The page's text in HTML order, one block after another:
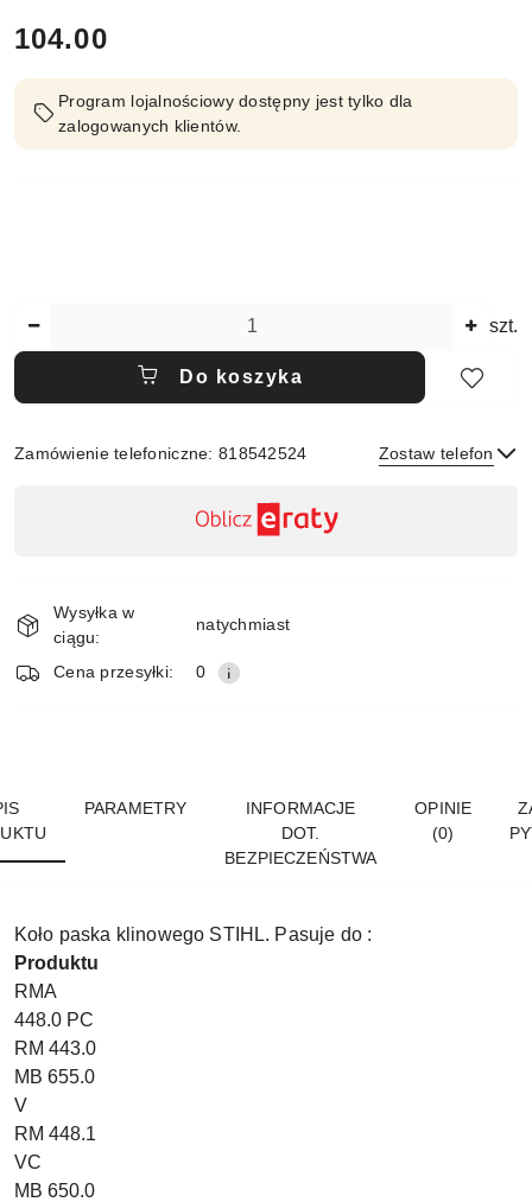
cena:
104.00
Program lojalnościowy dostępny jest tylko dla
zalogowanych klientów.
szt.
Do koszyka
Zamówienie telefoniczne: 818542524 Zostaw telefon
dostawa
Wysyłka w
ciągu:
natychmiast
Cena przesyłki: 0
PARAMETRY
INFORMACJE
DOT.
BEZPIECZEŃSTWA
OPINIE
(0)
Koło paska klinowego STIHL. Pasuje do :
Produktu
RMA
448.0 PC
RM 443.0
MB 655.0
V
RM 448.1
VC
MB 650.0